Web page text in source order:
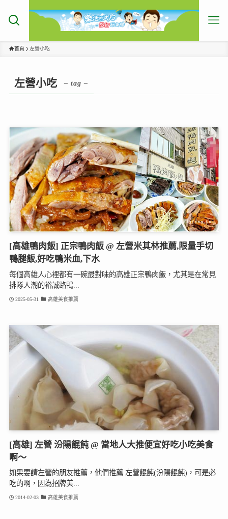
首頁 左營小吃
左營小吃 – tag –
[高雄鴨肉飯] 正宗鴨肉飯 @ 左營米其林推薦,限量手切
鴨腿飯,好吃鴨米血,下水
每個高雄人心裡都有一碗最對味的高雄正宗鴨肉飯，尤其是在常見
排隊人潮的裕誠路鴨...
2025-05-31 高雄美食推薦
[高雄] 左營 汾陽餛飩 @ 當地人大推便宜好吃小吃美食
啊～
如果要請左營的朋友推薦，他們推薦 左營餛飩(汾陽餛飩)，可是必
吃的啊，因為招牌美...
2014-02-03 高雄美食推薦